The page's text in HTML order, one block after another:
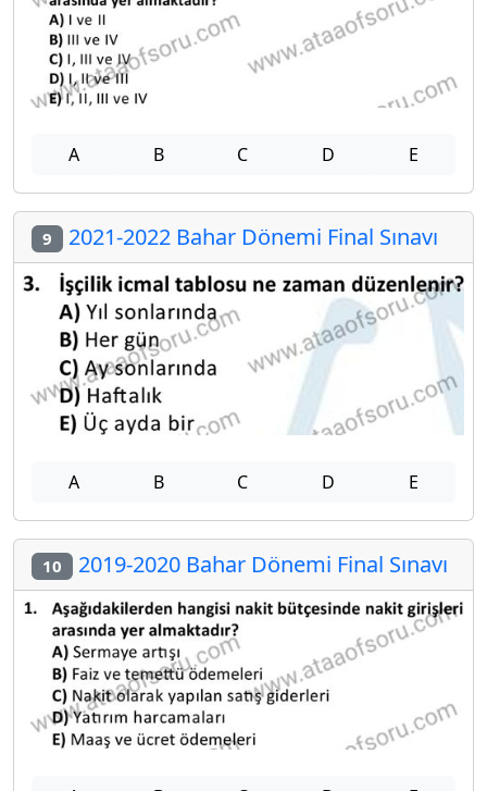
A B C D E
9 2021-2022 Bahar Dönemi Final Sınavı
A B C D E
10 2019-2020 Bahar Dönemi Final Sınavı